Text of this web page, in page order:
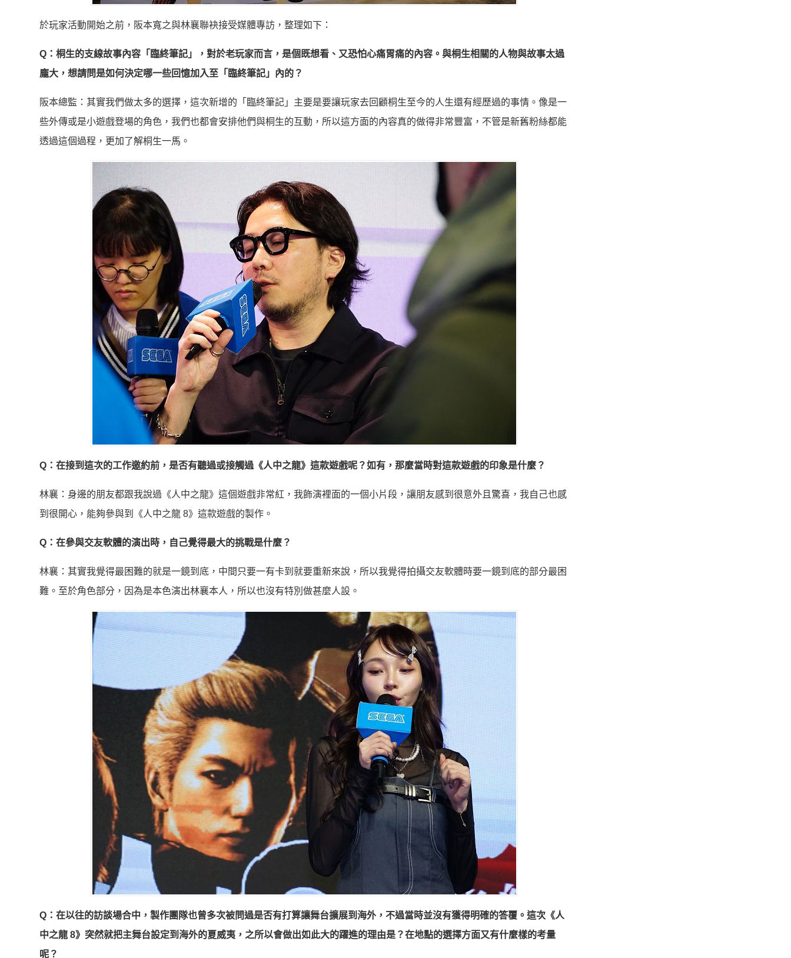
於玩家活動開始之前，阪本寬之與林襄聯袂接受媒體專訪，整理如下：
Q：桐生的支線故事內容「臨終筆記」，對於老玩家而言，是個既想看、又恐怕心痛胃痛的內容。與桐生相關的人物與故事太過
龐大，想請問是如何決定哪一些回憶加入至「臨終筆記」內的？
阪本總監：其實我們做太多的選擇，這次新增的「臨終筆記」主要是要讓玩家去回顧桐生至今的人生還有經歷過的事情。像是一
些外傳或是小遊戲登場的角色，我們也都會安排他們與桐生的互動，所以這方面的內容真的做得非常豐富，不管是新舊粉絲都能
透過這個過程，更加了解桐生一馬。
Q：在接到這次的工作邀約前，是否有聽過或接觸過《人中之龍》這款遊戲呢？如有，那麼當時對這款遊戲的印象是什麼？
林襄：身邊的朋友都跟我說過《人中之龍》這個遊戲非常紅，我飾演裡面的一個小片段，讓朋友感到很意外且驚喜，我自己也感
到很開心，能夠參與到《人中之龍 8》這款遊戲的製作。
Q：在參與交友軟體的演出時，自己覺得最大的挑戰是什麼？
林襄：其實我覺得最困難的就是一鏡到底，中間只要一有卡到就要重新來說，所以我覺得拍攝交友軟體時要一鏡到底的部分最困
難。至於角色部分，因為是本色演出林襄本人，所以也沒有特別做甚麼人設。
Q：在以往的訪談場合中，製作團隊也曾多次被問過是否有打算讓舞台擴展到海外，不過當時並沒有獲得明確的答覆。這次《人
中之龍 8》 突然就把主舞台設定到海外的夏威夷，之所以會做出如此大的躍進的理由是？在地點的選擇方面又有什麼樣的考量
呢？